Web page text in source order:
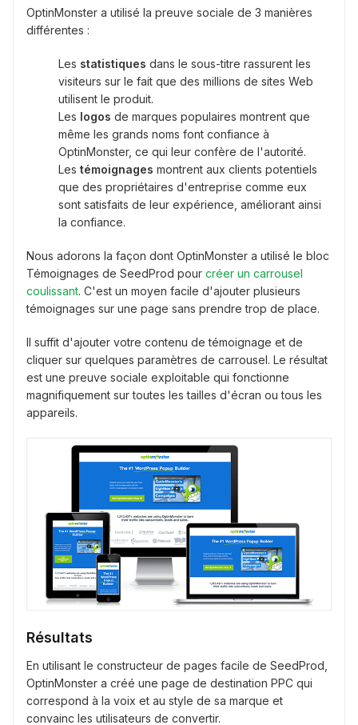
OptinMonster a utilisé la preuve sociale de 3 manières
différentes :
Les statistiques dans le sous-titre rassurent les
visiteurs sur le fait que des millions de sites Web
utilisent le produit.
Les logos de marques populaires montrent que
même les grands noms font confiance à
OptinMonster, ce qui leur confère de l'autorité.
Les témoignages montrent aux clients potentiels
que des propriétaires d'entreprise comme eux
sont satisfaits de leur expérience, améliorant ainsi
la confiance.
Nous adorons la façon dont OptinMonster a utilisé le bloc
Témoignages de SeedProd pour créer un carrousel
coulissant. C'est un moyen facile d'ajouter plusieurs
témoignages sur une page sans prendre trop de place.
Il suffit d'ajouter votre contenu de témoignage et de
cliquer sur quelques paramètres de carrousel. Le résultat
est une preuve sociale exploitable qui fonctionne
magnifiquement sur toutes les tailles d'écran ou tous les
appareils.
Résultats
En utilisant le constructeur de pages facile de SeedProd,
OptinMonster a créé une page de destination PPC qui
correspond à la voix et au style de sa marque et
convainc les utilisateurs de convertir.